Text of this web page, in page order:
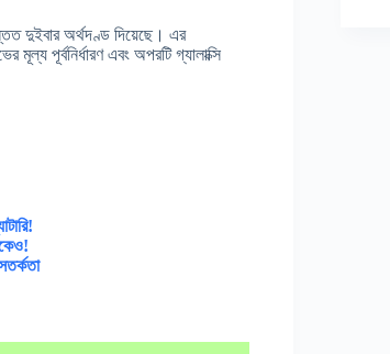
দুইবার অর্থদণ্ড দিয়েছে। এর
পূর্বনির্ধারণ এবং অপরটি গ্যালাক্সি